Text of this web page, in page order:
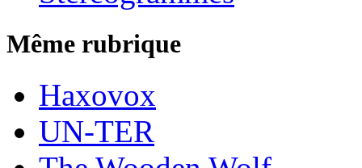
Même rubrique
Haxovox
UN-TER